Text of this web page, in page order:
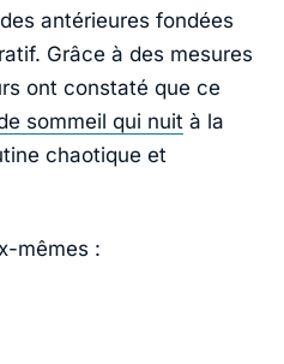
antérieures fondées
Grâce à des mesures
ont constaté que ce
sommeil qui nuit à la
chaotique et
mêmes :